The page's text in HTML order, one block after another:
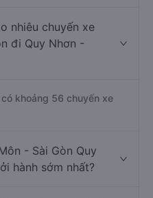
nhiêu chuyến xe
đi Quy Nhơn -
khoảng 56 chuyến xe
- Sài Gòn Quy
hành sớm nhất?